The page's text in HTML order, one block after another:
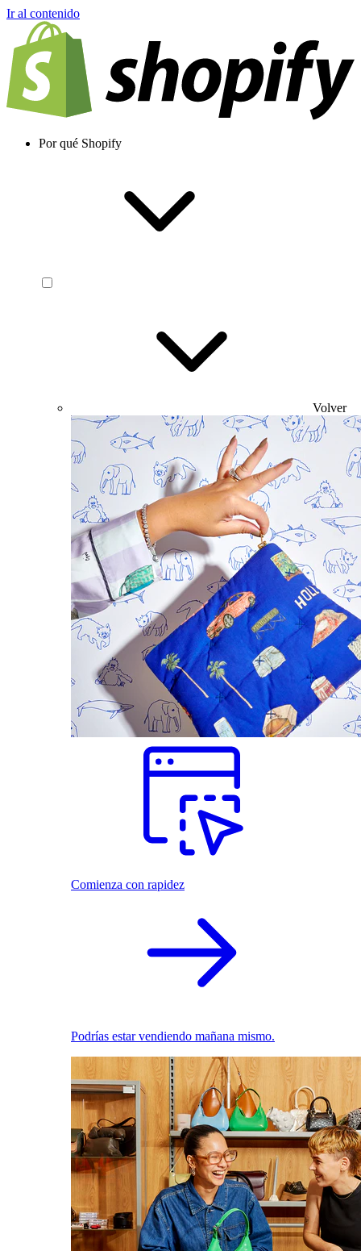
Ir al contenido
Por qué Shopify
Volver
Comienza con rapidez
Podrías estar vendiendo mañana mismo.